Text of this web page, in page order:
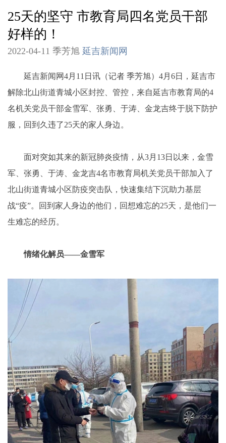
25天的坚守 市教育局四名党员干部
好样的！
2022-04-11 季芳旭 延吉新闻网
延吉新闻网4月11日讯（记者 季芳旭）4月6日，延吉市
解除北山街道青城小区封控、管控，来自延吉市教育局的4
名机关党员干部金雪军、张勇、于涛、金龙吉终于脱下防护
服，回到久违了25天的家人身边。
面对突如其来的新冠肺炎疫情，从3月13日以来，金雪
军、张勇、于涛、金龙吉4名市教育局机关党员干部加入了
北山街道青城小区防疫突击队，快速集结下沉助力基层
战“疫”。回到家人身边的他们，回想难忘的25天，是他们一
生难忘的经历。
情绪化解员——金雪军